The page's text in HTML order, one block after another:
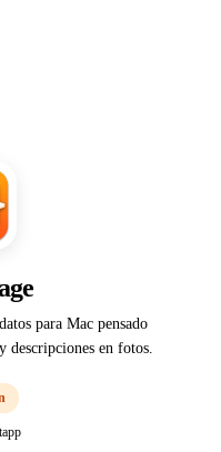
para Mac pensado
descripciones en fotos.